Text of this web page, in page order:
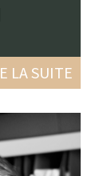
LA SUITE